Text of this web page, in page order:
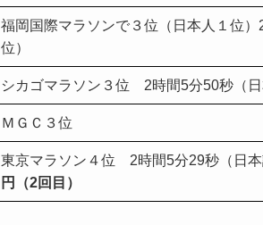
福岡国際マラソンで３位（日本人１位
位）
シカゴマラソン３位 2時間5分50秒（日
ＭＧＣ３位
東京マラソン４位 2時間5分29秒（日本
円（2回目）